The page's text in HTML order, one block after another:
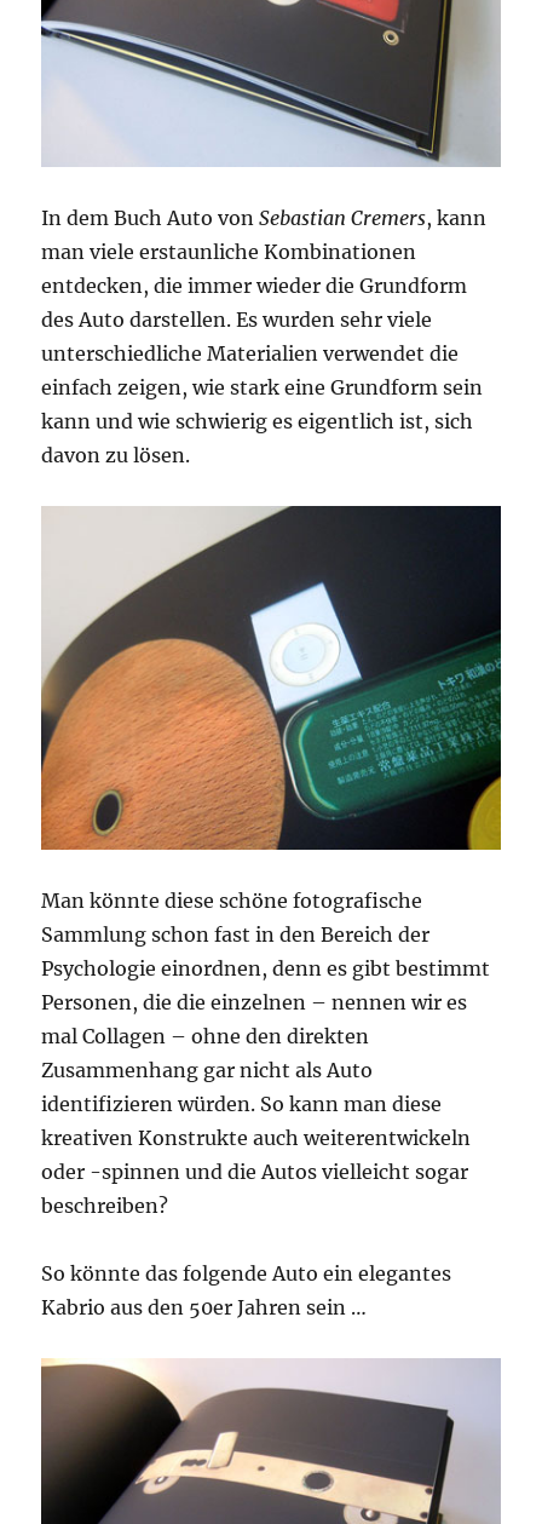
In dem Buch Auto vonSebastian Cremers, kann
man viele erstaunliche Kombinationen
entdecken, die immer wieder die Grundform
des Auto darstellen. Es wurden sehr viele
unterschiedliche Materialien verwendet die
einfach zeigen, wie stark eine Grundform sein
kann und wie schwierig es eigentlich ist, sich
davon zu lösen.
Man könnte diese schöne fotografische
Sammlung schon fast in den Bereich der
Psychologie einordnen, denn es gibt bestimmt
Personen, die die einzelnen – nennen wir es
mal Collagen – ohne den direkten
Zusammenhang gar nicht als Auto
identifizieren würden. So kann man diese
kreativen Konstrukte auch weiterentwickeln
oder -spinnen und die Autos vielleicht sogar
beschreiben?
So könnte das folgende Auto ein elegantes
Kabrio aus den 50er Jahren sein …